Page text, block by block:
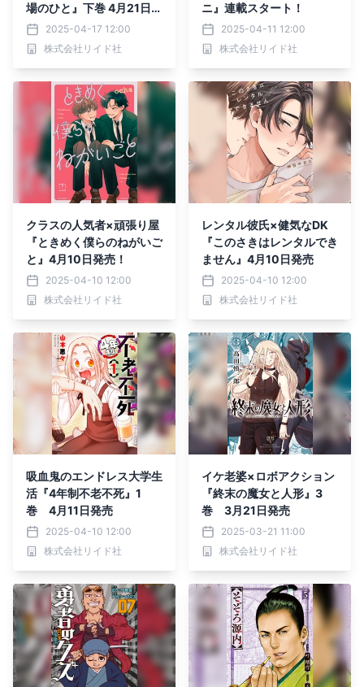
場のひと』下巻 4月21日発
売
2025-04-17 12:00
株式会社リイド社
ニ』連載スタート！
2025-04-11 12:00
株式会社リイド社
クラスの人気者×頑張り屋
『ときめく僕らのねがいご
と』4月10日発売！
2025-04-10 12:00
株式会社リイド社
レンタル彼氏×健気なDK
『このさきはレンタルでき
ません』4月10日発売
2025-04-10 12:00
株式会社リイド社
吸血鬼のエンドレス大学生
活『4年制不老不死』1
巻 4月11日発売
2025-04-10 12:00
株式会社リイド社
イケ老婆×ロボアクション
『終末の魔女と人形』3
巻 3月21日発売
2025-03-21 11:00
株式会社リイド社